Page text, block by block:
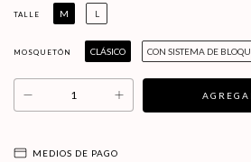
TALLE M L
MOSQUETÓN CLÁSICO CON SISTEMA DE
MEDIOS DE PAGO